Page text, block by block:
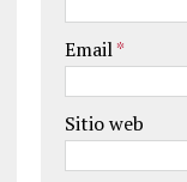
Email*
Sitio web